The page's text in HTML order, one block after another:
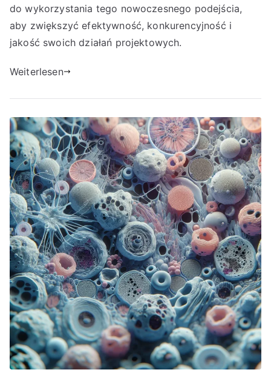
do wykorzystania tego nowoczesnego podejścia,
aby zwiększyć efektywność, konkurencyjność i
jakość swoich działań projektowych.
Weiterlesen